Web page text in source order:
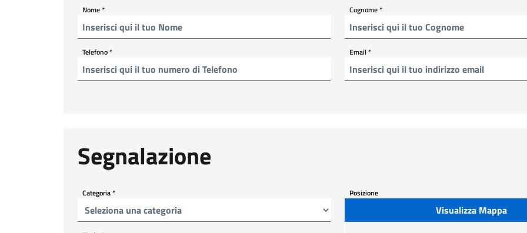
Nome* Cognome*
Telefono* Email*
Segnalazione
Categoria* Posizione
Visualizza Mappa